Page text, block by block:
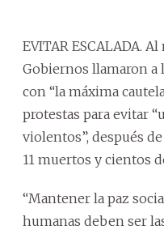
EVITAR ESCALADA.
Gobiernos llamaron a
con “la máxima
protestas para evitar
violentos”, después
11 muertos y cientos
“Mantener la paz
humanas deben ser